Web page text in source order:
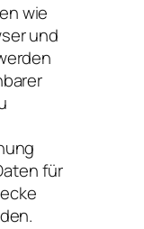
wie
und
für